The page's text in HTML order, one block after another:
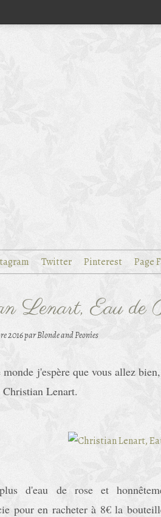
Twitter Pinterest Page
Lenart, Eau de
2016par Blonde and Peonies
j'espère que vous allez
Christian Lenart.
d'eau de rose et
pour en racheter à 8€ la